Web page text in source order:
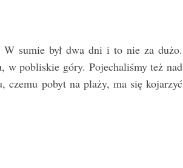
sumie był dwa dni i to nie za dużo.
w pobliskie góry. Pojechaliśmy też nad
czemu pobyt na plaży, ma się kojarzyć